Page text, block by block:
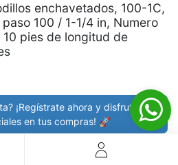
enchavetados, 100-1C,
100 / 1-1/4 in, Numero
10 pies de longitud de
¡Regístrate ahora y disfruta de
en tus compras! 🚀